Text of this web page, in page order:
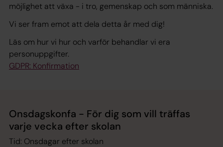
möjlighet att växa - i tro, gemenskap och som människa.
Vi ser fram emot att dela detta år med dig!
Läs om hur vi hur och varför behandlar vi era
personuppgifter.
GDPR: Konfirmation
Onsdagskonfa - För dig som vill träffas
varje vecka efter skolan
Tid: Onsdagar efter skolan